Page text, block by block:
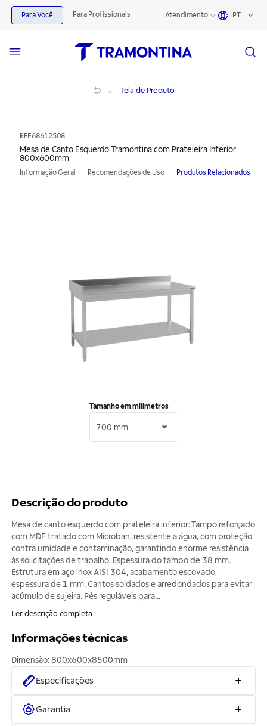
Para Você Para Profissionais Atendimento PT
Tela de Produto
REF68612508
Mesa de Canto Esquerdo Tramontina com Prateleira Inferior
800x600mm
Informação Geral Recomendações de Uso Produtos Relacionados
Tamanho em milímetros
700 mm
Descrição do produto
Mesa de canto esquerdo com prateleira inferior: Tampo reforçado
com MDF tratado com Microban, resistente a água, com proteção
contra umidade e contaminação, garantindo enorme resistência
às solicitações de trabalho. Espessura do tampo de 38 mm.
Estrutura em aço inox AISI 304, acabamento escovado,
espessura de 1 mm. Cantos soldados e arredondados para evitar
acúmulo de sujeira. Pés reguláveis para...
Ler descrição completa
Informações técnicas
Especificações
Garantia